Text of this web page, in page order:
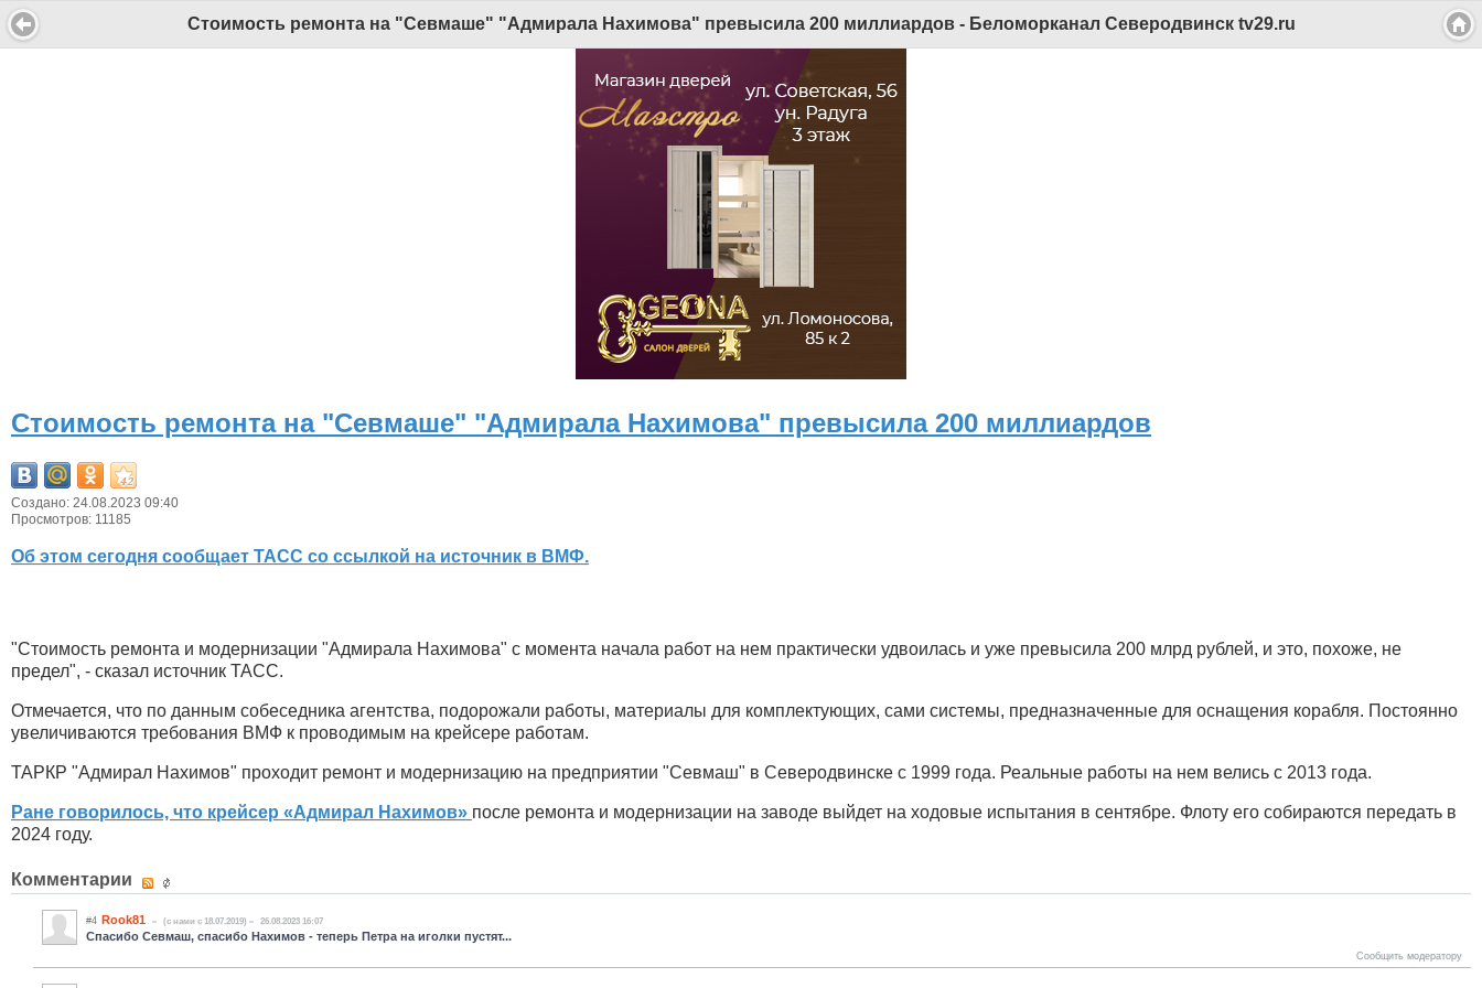
Стоимость ремонта на "Севмаше" "Адмирала Нахимова" превысила 200 миллиардов - Беломорканал Северодвинск tv29.ru
Стоимость ремонта на "Севмаше" "Адмирала Нахимова" превысила 200 миллиардов
Создано: 24.08.2023 09:40
Просмотров: 11185
Об этом сегодня сообщает ТАСС со ссылкой на источник в ВМФ.
"Стоимость ремонта и модернизации "Адмирала Нахимова" с момента начала работ на нем практически удвоилась и уже превысила 200 млрд рублей, и это, похоже, не
предел", - сказал источник ТАСС.
Отмечается, что по данным собеседника агентства, подорожали работы, материалы для комплектующих, сами системы, предназначенные для оснащения корабля. Постоянно
увеличиваются требования ВМФ к проводимым на крейсере работам.
ТАРКР "Адмирал Нахимов" проходит ремонт и модернизацию на предприятии "Севмаш" в Северодвинске с 1999 года. Реальные работы на нем велись с 2013 года.
Ране говорилось, что крейсер «Адмирал Нахимов» после ремонта и модернизации на заводе выйдет на ходовые испытания в сентябре. Флоту его собираются передать в
2024 году.
Комментарии
#4 Rook81 (c нами с 18.07.2019) 26.08.2023 16:07
Спасибо Севмаш, спасибо Нахимов - теперь Петра на иголки пустят...
Сообщить модератору
Версия для мобильных
Версия для ПК
© 2026 Беломорканал Северодвинск tv29.ru
is Free Software released under the GNU General Public License.
Mobile version byMobile Joomla!
Desktop Version
СИ "Информационное агентство "Беломорканал" регистрационный номер ЭЛ № ФС77-77001 от 08.11.2019, выдан Федеральной службой по надзору в сфере связи, информационных технологий и массовых коммуникаций (Роскомнадзор). Учредитель: ООО "ТВ29". Главный редактор: Рудалев А.Г.
При любом использовании текстовых, аудио-, фото- и видеоматериалов ссылка на www.tv29.ru обязательна. При цитировании информации гиперссылка на www.tv29.ru обязательна. Использование материалов ИА «Беломорканал» в коммерческих целях без письменного разрешения агентства не допускается. 18+